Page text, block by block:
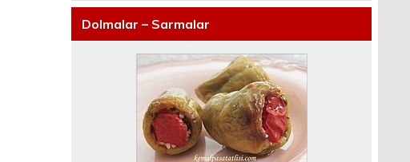
Dolmalar – Sarmalar